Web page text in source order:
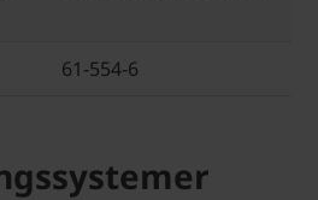
61-554-6